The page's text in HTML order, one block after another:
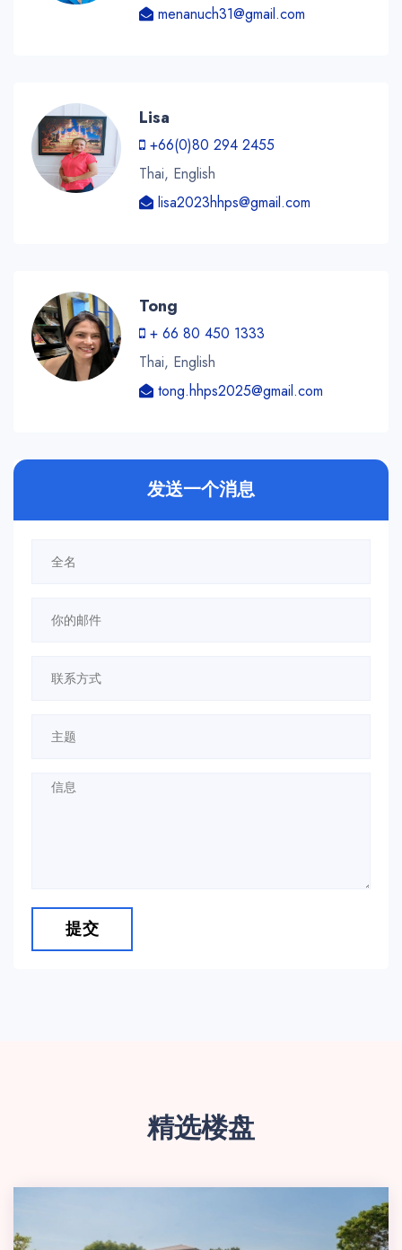
menanuch31@gmail.com
Lisa
+66(0)80 294 2455
Thai, English
lisa2023hhps@gmail.com
Tong
+ 66 80 450 1333
Thai, English
tong.hhps2025@gmail.com
发送一个消息
提交
精选楼盘